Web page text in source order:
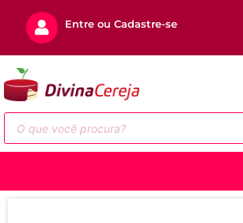
Entre ou Cadastre-se